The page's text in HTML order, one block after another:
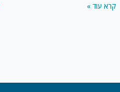
קרא עוד »